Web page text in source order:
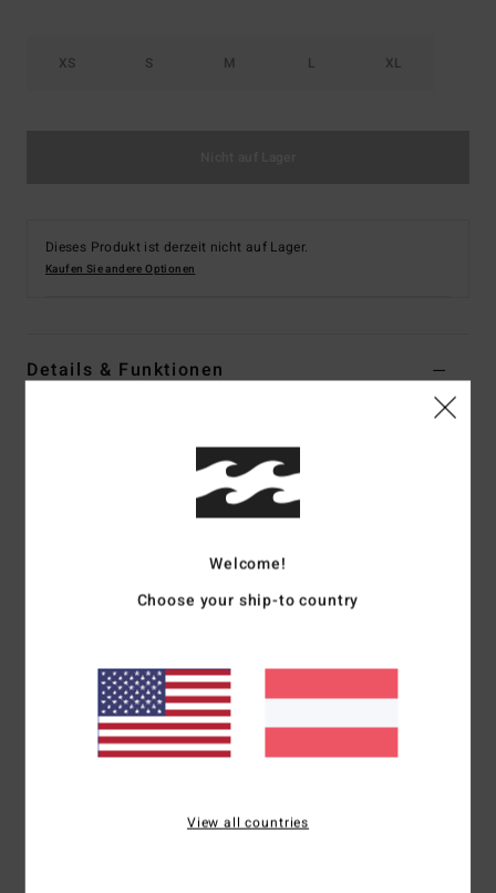
XS S M L XL
Dieses Produkt ist derzeit nicht auf Lager.
Kaufen Sie andere Optionen
Details & Funktionen
Farbcodescs
Cotton viscose slub
Button closure at front, embroidery detail
Branding:Metal plate.
Zusammensetzung[Main Fabric] 60% Cotton / 40%
Welcome!
Choose your ship-to country
View all countries